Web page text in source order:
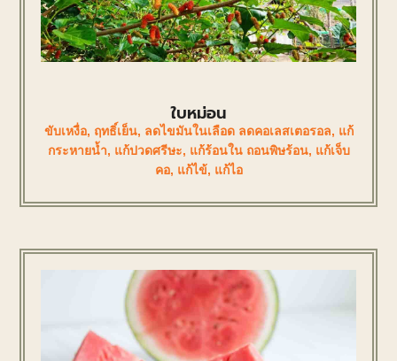
ใบหม่อน
ขับเหงื่อ, ฤทธิ์เย็น, ลดไขมันในเลือด ลดคอเลสเตอรอล, แก้
กระหายน้ำ, แก้ปวดศรีษะ, แก้ร้อนใน ถอนพิษร้อน, แก้เจ็บ
คอ, แก้ไข้, แก้ไอ